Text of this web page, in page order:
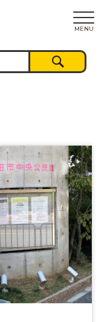
MENU